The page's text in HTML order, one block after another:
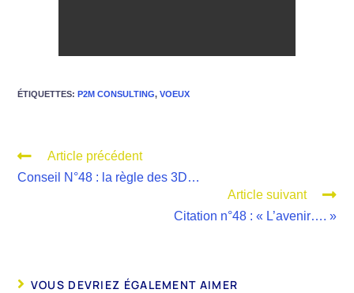
ÉTIQUETTES:P2M CONSULTING, VOEUX
Article précédent
Conseil N°48 : la règle des 3D…
Article suivant
Citation n°48 : « L’avenir…. »
VOUS DEVRIEZ ÉGALEMENT AIMER